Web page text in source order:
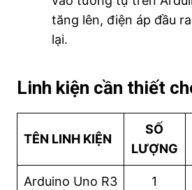
tăng lên, điện áp đầu
lại.
Linh kiện cần thiết
TÊN LINH KIỆN
SỐ
LƯỢNG
Arduino Uno R3 1